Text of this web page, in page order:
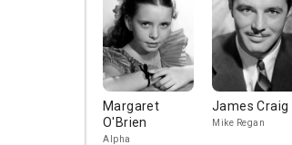
Margaret
O'Brien
Alpha
James Craig
Mike Regan